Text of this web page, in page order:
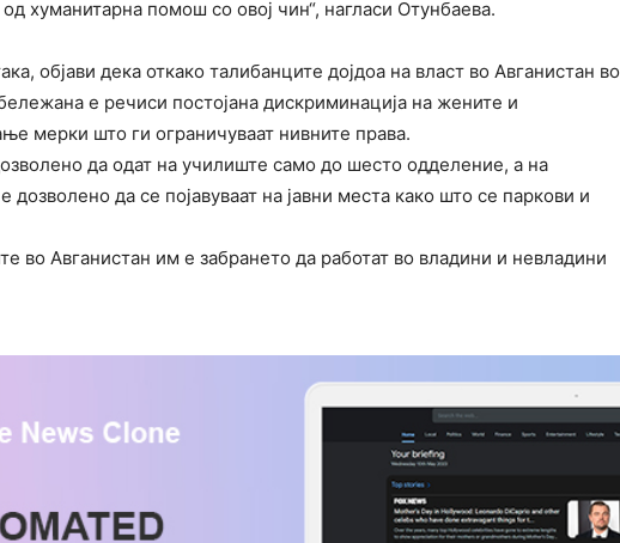
хуманитарна помош со овој чин“, нагласи Отунбаева.
објави дека откако талибанците дојдоа на власт во Авганистан во
е речиси постојана дискриминација на жените и
мерки што ги ограничуваат нивните права.
да одат на училиште само до шесто одделение, а на
дозволено да се појавуваат на јавни места како што се паркови и
во Авганистан им е забрането да работат во владини и невладини